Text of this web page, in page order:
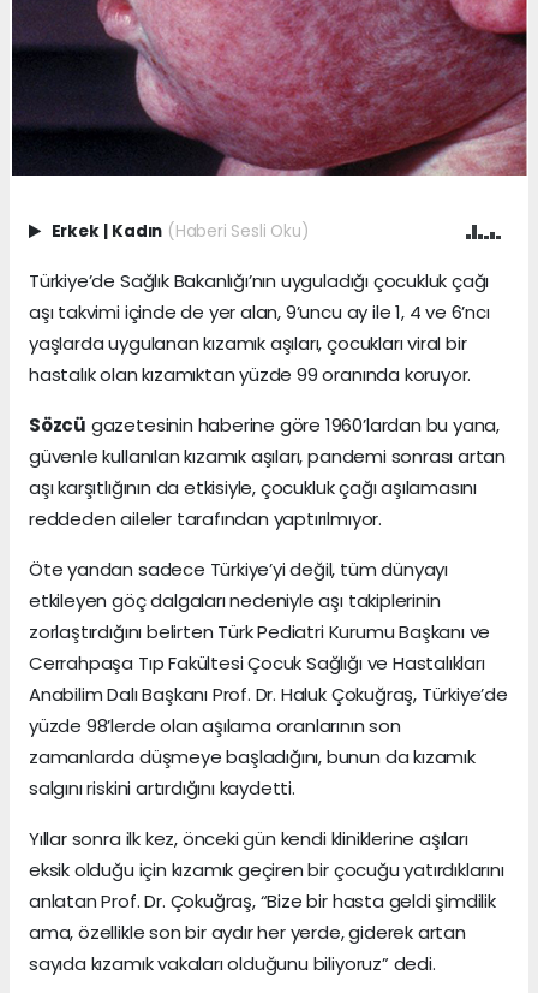
Erkek | Kadın (Haberi Sesli Oku)
Türkiye’de Sağlık Bakanlığı’nın uyguladığı çocukluk çağı
aşı takvimi içinde de yer alan, 9’uncu ay ile 1, 4 ve 6’ncı
yaşlarda uygulanan kızamık aşıları, çocukları viral bir
hastalık olan kızamıktan yüzde 99 oranında koruyor.
Sözcü gazetesinin haberine göre 1960’lardan bu yana,
güvenle kullanılan kızamık aşıları, pandemi sonrası artan
aşı karşıtlığının da etkisiyle, çocukluk çağı aşılamasını
reddeden aileler tarafından yaptırılmıyor.
Öte yandan sadece Türkiye’yi değil, tüm dünyayı
etkileyen göç dalgaları nedeniyle aşı takiplerinin
zorlaştırdığını belirten Türk Pediatri Kurumu Başkanı ve
Cerrahpaşa Tıp Fakültesi Çocuk Sağlığı ve Hastalıkları
Anabilim Dalı Başkanı Prof. Dr. Haluk Çokuğraş, Türkiye’de
yüzde 98’lerde olan aşılama oranlarının son
zamanlarda düşmeye başladığını, bunun da kızamık
salgını riskini artırdığını kaydetti.
Yıllar sonra ilk kez, önceki gün kendi kliniklerine aşıları
eksik olduğu için kızamık geçiren bir çocuğu yatırdıklarını
anlatan Prof. Dr. Çokuğraş, “Bize bir hasta geldi şimdilik
ama, özellikle son bir aydır her yerde, giderek artan
sayıda kızamık vakaları olduğunu biliyoruz” dedi.